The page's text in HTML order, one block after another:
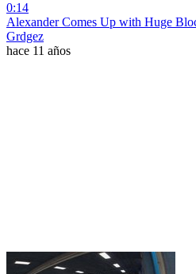
0:14
Alexander Comes Up with Huge
Grdgez
hace 11 años